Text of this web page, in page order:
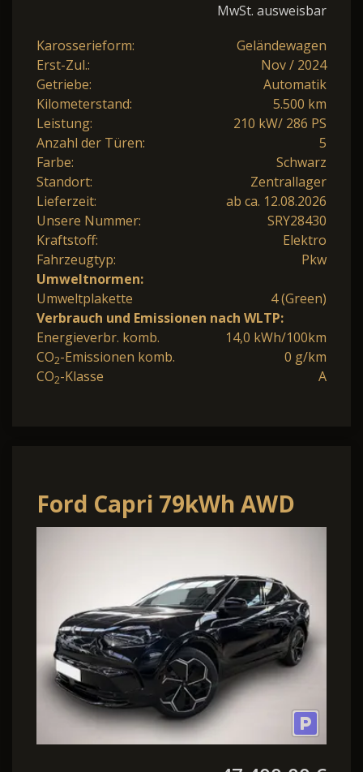
MwSt. ausweisbar
Karosserieform:
Geländewagen
Erst-Zul.:
Nov / 2024
Getriebe:
Automatik
Kilometerstand:
5.500 km
Leistung:
210 kW/ 286 PS
Anzahl der Türen:
5
Farbe:
Schwarz
Standort:
Zentrallager
Lieferzeit:
ab ca. 12.08.2026
Unsere Nummer:
SRY28430
Kraftstoff:
Elektro
Fahrzeugtyp:
Pkw
Umweltnormen:
Umweltplakette
4 (Green)
Verbrauch und Emissionen nach WLTP:
Energieverbr. komb.
14,0 kWh/100km
CO2-Emissionen komb.
0 g/km
CO2-Klasse A
Ford Capri 79kWh AWD
Premium